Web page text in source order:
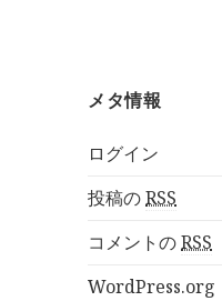
メタ情報
ログイン
投稿のRSS
コメントのRSS
WordPress.org